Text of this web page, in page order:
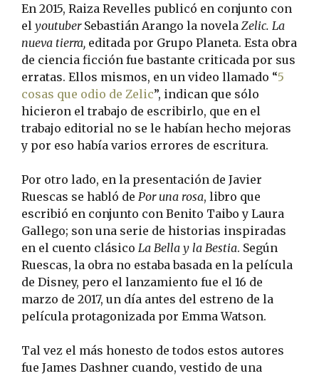
En 2015, Raiza Revelles publicó en conjunto con
el youtuberSebastián Arango la novela Zelic. La
nueva tierra, editada por Grupo Planeta. Esta obra
de ciencia ficción fue bastante criticada por sus
erratas. Ellos mismos, en un video llamado “5
cosas que odio de Zelic”, indican que sólo
hicieron el trabajo de escribirlo, que en el
trabajo editorial no se le habían hecho mejoras
y por eso había varios errores de escritura.
Por otro lado, en la presentación de Javier
Ruescas se habló de Por una rosa, libro que
escribió en conjunto con Benito Taibo y Laura
Gallego; son una serie de historias inspiradas
en el cuento clásico La Bella y la Bestia. Según
Ruescas, la obra no estaba basada en la película
de Disney, pero el lanzamiento fue el 16 de
marzo de 2017, un día antes del estreno de la
película protagonizada por Emma Watson.
Tal vez el más honesto de todos estos autores
fue James Dashner cuando, vestido de una